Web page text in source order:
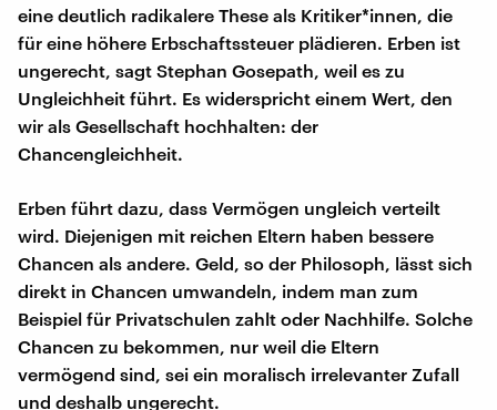
eine deutlich radikalere These als Kritiker*innen, die
für eine höhere Erbschaftssteuer plädieren. Erben ist
ungerecht, sagt Stephan Gosepath, weil es zu
Ungleichheit führt. Es widerspricht einem Wert, den
wir als Gesellschaft hochhalten: der
Chancengleichheit.
Erben führt dazu, dass Vermögen ungleich verteilt
wird. Diejenigen mit reichen Eltern haben bessere
Chancen als andere. Geld, so der Philosoph, lässt sich
direkt in Chancen umwandeln, indem man zum
Beispiel für Privatschulen zahlt oder Nachhilfe. Solche
Chancen zu bekommen, nur weil die Eltern
vermögend sind, sei ein moralisch irrelevanter Zufall
und deshalb ungerecht.